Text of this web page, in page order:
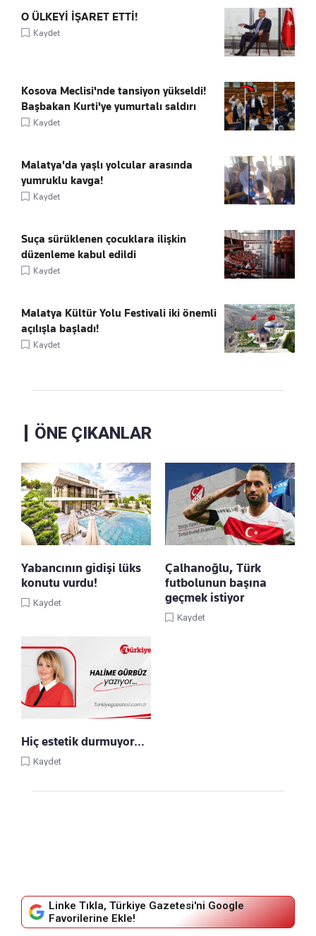
O ÜLKEYİ İŞARET ETTİ!
Kaydet
Kosova Meclisi'nde tansiyon yükseldi!
Başbakan Kurti'ye yumurtalı saldırı
Kaydet
Malatya'da yaşlı yolcular arasında
yumruklu kavga!
Kaydet
Suça sürüklenen çocuklara ilişkin
düzenleme kabul edildi
Kaydet
Malatya Kültür Yolu Festivali iki önemli
açılışla başladı!
Kaydet
ÖNE ÇIKANLAR
Yabancının gidişi lüks
konutu vurdu!
Kaydet
Çalhanoğlu, Türk
futbolunun başına
geçmek istiyor
Kaydet
Hiç estetik durmuyor…
Kaydet
Linke Tıkla, Türkiye Gazetesi'ni Google
Favorilerine Ekle!